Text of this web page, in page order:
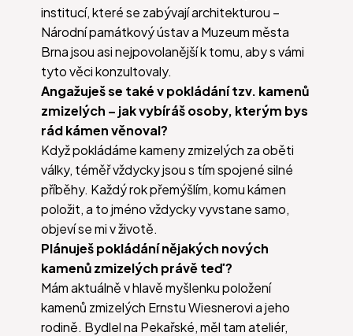
institucí, které se zabývají architekturou –
Národní památkový ústav a Muzeum města
Brna jsou asi nejpovolanější k tomu, aby s vámi
tyto věci konzultovaly.
Angažuješ se také v pokládání tzv. kamenů
zmizelých – jak vybíráš osoby, kterým bys
rád kámen věnoval?
Když pokládáme kameny zmizelých za oběti
války, téměř vždycky jsou s tím spojené silné
příběhy. Každý rok přemýšlím, komu kámen
položit, a to jméno vždycky vyvstane samo,
objeví se mi v životě.
Plánuješ pokládání nějakých nových
kamenů zmizelých právě teď?
Mám aktuálně v hlavě myšlenku položení
kamenů zmizelých Ernstu Wiesnerovi a jeho
rodině. Bydlel na Pekařské, měl tam ateliér,